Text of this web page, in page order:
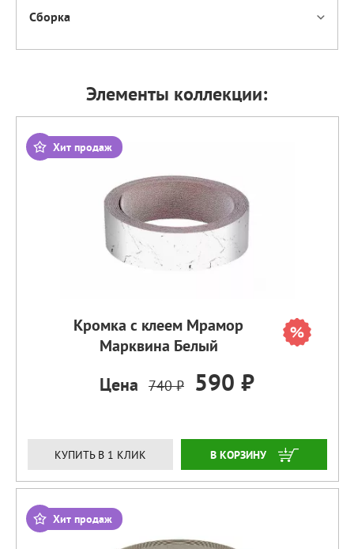
Сборка
Элементы коллекции:
Хит продаж
Кромка с клеем Мрамор
Марквина Белый
Цена 740 ₽ 590 ₽
КУПИТЬ В 1 КЛИК ЗАКАЗАТЬ
Хит продаж